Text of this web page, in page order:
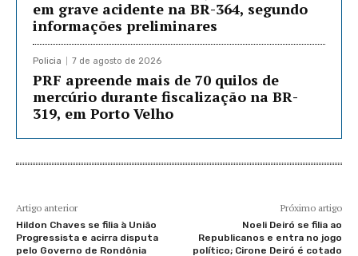
em grave acidente na BR-364, segundo
informações preliminares
Policia 7 de agosto de 2026
PRF apreende mais de 70 quilos de
mercúrio durante fiscalização na BR-
319, em Porto Velho
Artigo anterior
Hildon Chaves se filia à União
Progressista e acirra disputa
pelo Governo de Rondônia
Próximo artigo
Noeli Deiró se filia ao
Republicanos e entra no jogo
político; Cirone Deiró é cotado